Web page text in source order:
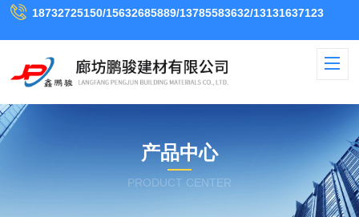
18732725150/15632685889/13785583632/13131637123
产品中心
PRODUCT CENTER